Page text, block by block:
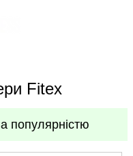
Fitex
популярністю